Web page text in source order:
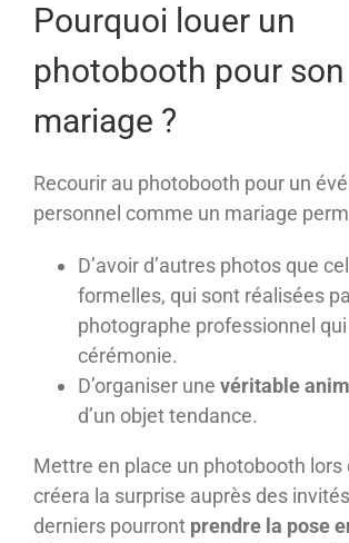
Pourquoi louer un
photobooth pour son
mariage ?
Recourir au photobooth pour un
personnel comme un mariage
D’avoir d’autres photos que
formelles, qui sont réalisées
photographe professionnel
cérémonie.
D’organiser une véritable
d’un objet tendance.
Mettre en place un photobooth lors
créera la surprise auprès des
derniers pourront prendre la pose